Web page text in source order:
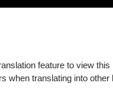
feature to view
when translating into other